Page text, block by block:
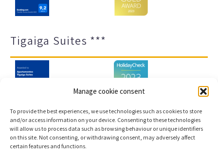
Manage cookie consent
To provide the best experiences, we use technologies such as cookies to store
and/or access information on your device. Consenting to these technologies
will allow us to process data such as browsing behaviour or unique identifiers
on this site. Not consenting, or withdrawing consent, may adversely affect
certain features and functions.
Tigaiga Suites ***
Impressum und Datenschutz
Transparenz-Portal
Cookies